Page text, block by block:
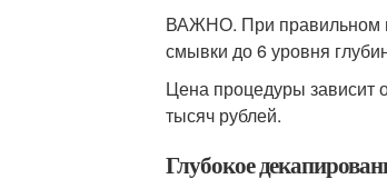
ВАЖНО. При правильном
смывки до 6 уровня
Цена процедуры зависит
тысяч рублей.
Глубокое